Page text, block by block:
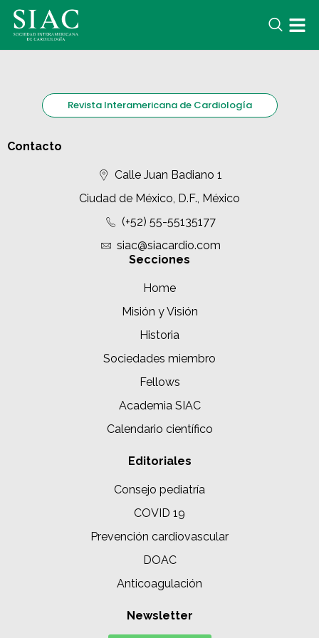
Revista Interamericana de Cardiología
Contacto
Calle Juan Badiano 1
Ciudad de México, D.F., México
(+52) 55-55135177
siac@siacardio.com
Secciones
Home
Misión y Visión
Historia
Sociedades miembro
Fellows
Academia SIAC
Calendario científico
Editoriales
Consejo pediatría
COVID 19
Prevención cardiovascular
DOAC
Anticoagulación
Newsletter